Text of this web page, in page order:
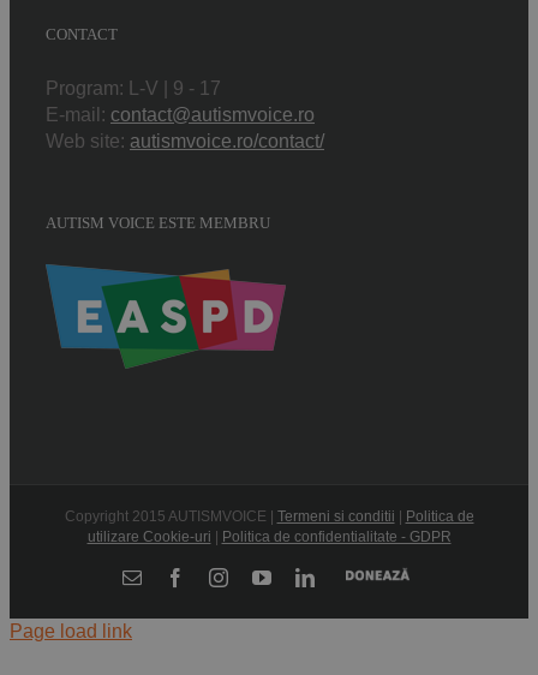
CONTACT
Program: L-V | 9 - 17
E-mail: contact@autismvoice.ro
Web site: autismvoice.ro/contact/
AUTISM VOICE ESTE MEMBRU
Copyright 2015 AUTISMVOICE | Termeni si conditii | Politica de
utilizare Cookie-uri | Politica de confidentialitate - GDPR
E-
FacebookInstagramYouTubeLinkedIn
Donează
Page load link